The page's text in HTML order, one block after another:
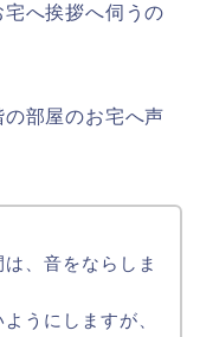
へ挨拶へ伺うの
部屋のお宅へ声
、音をならしま
うにしますが、